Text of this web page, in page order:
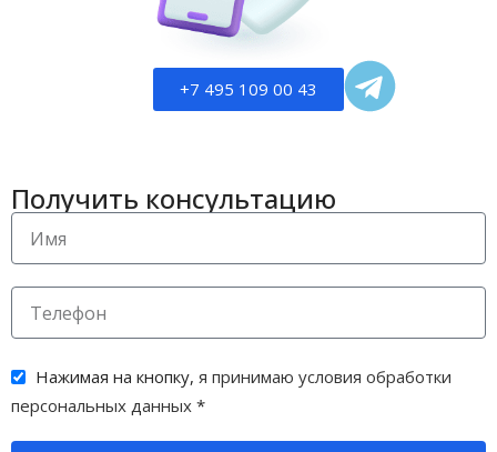
+7 495 109 00 43
Получить консультацию
Нажимая на кнопку, я принимаю условия обработки
персональных данных *